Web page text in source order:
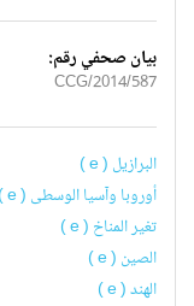
بيان صحفي رقم:
2014/587/CCG
البرازيل ( e )
أوروبا وآسيا الوسطى ( e )
تغير المناخ ( e )
الصين ( e )
الهند ( e )